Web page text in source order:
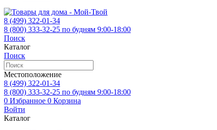
8 (499) 322-01-34
8 (800) 333-32-25 по будням 9:00-18:00
Поиск
Каталог
Поиск
Местоположение
8 (499) 322-01-34
8 (800) 333-32-25 по будням 9:00-18:00
0 Избранное 0 Корзина
Войти
Каталог